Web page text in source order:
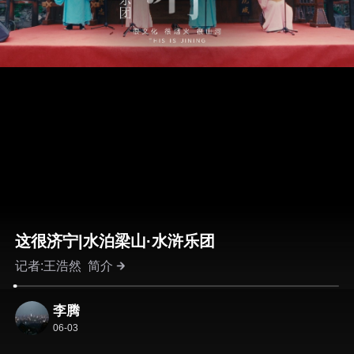
这很济宁|水泊梁山·水浒乐团
记者:王浩然简介
李腾
06-03